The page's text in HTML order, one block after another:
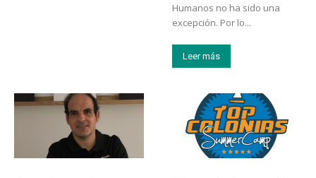
Humanos no ha sido una
excepción. Por lo...
Leer más